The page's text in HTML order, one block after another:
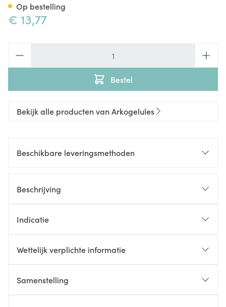
€ 13,77
Bestel
Op bestelling
Bekijk alle producten van Arkogelules
Beschikbare leveringsmethoden
Beschrijving
Indicatie
Wettelijk verplichte informatie
Samenstelling